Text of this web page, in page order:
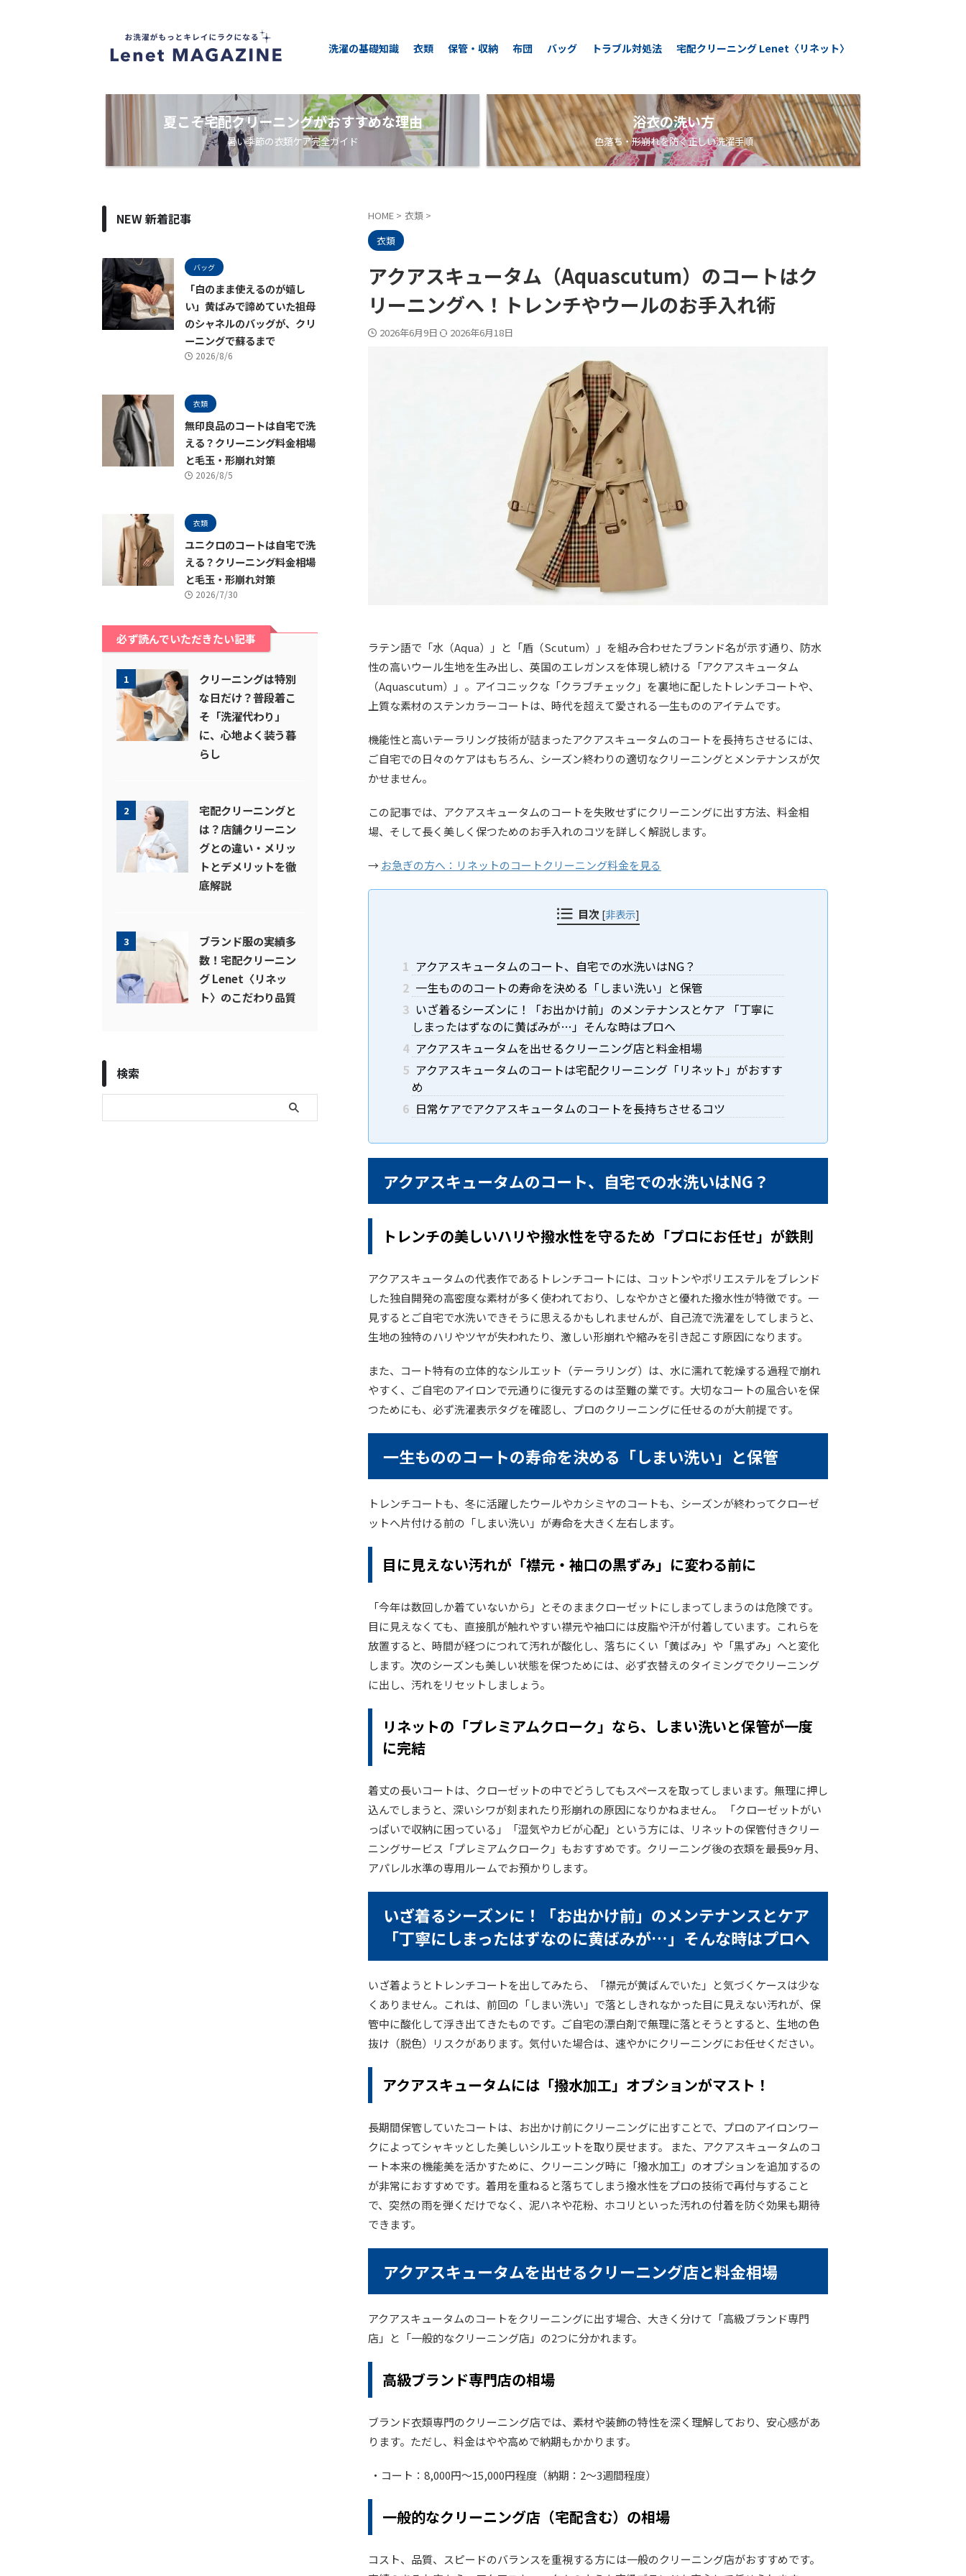
類
ケ
洗
ウ
ハ
ウ
メ
洗濯の基礎知識 衣類 保管・収納 布団 バッグ トラブル対処法 宅配クリーニング Lenet〈リネット〉
夏こそ宅配クリーニングがおすすめな理由
暑い季節の衣類ケア完全ガイド
浴衣の洗い方
色落ち・形崩れを防ぐ正しい洗濯手順
HOME > 衣類 >
衣類
アクアスキュータム（Aquascutum）のコートはク
リーニングへ！トレンチやウールのお手入れ術
2026年6月9日 2026年6月18日
ラテン語で「水（Aqua）」と「盾（Scutum）」を組み合わせたブランド名が示す通り、防水
性の高いウール生地を生み出し、英国のエレガンスを体現し続ける「アクアスキュータム
（Aquascutum）」。アイコニックな「クラブチェック」を裏地に配したトレンチコートや、
上質な素材のステンカラーコートは、時代を超えて愛される一生もののアイテムです。
機能性と高いテーラリング技術が詰まったアクアスキュータムのコートを長持ちさせるには、
ご自宅での日々のケアはもちろん、シーズン終わりの適切なクリーニングとメンテナンスが欠
かせません。
この記事では、アクアスキュータムのコートを失敗せずにクリーニングに出す方法、料金相
場、そして長く美しく保つためのお手入れのコツを詳しく解説します。
→ お急ぎの方へ：リネットのコートクリーニング料金を見る
目次 [非表示]
1 アクアスキュータムのコート、自宅での水洗いはNG？
2 一生もののコートの寿命を決める「しまい洗い」と保管
3 いざ着るシーズンに！「お出かけ前」のメンテナンスとケア 「丁寧に
しまったはずなのに黄ばみが…」そんな時はプロへ
4 アクアスキュータムを出せるクリーニング店と料金相場
5 アクアスキュータムのコートは宅配クリーニング「リネット」がおすす
め
6 日常ケアでアクアスキュータムのコートを長持ちさせるコツ
アクアスキュータムのコート、自宅での水洗いはNG？
トレンチの美しいハリや撥水性を守るため「プロにお任せ」が鉄則
アクアスキュータムの代表作であるトレンチコートには、コットンやポリエステルをブレンド
した独自開発の高密度な素材が多く使われており、しなやかさと優れた撥水性が特徴です。一
見するとご自宅で水洗いできそうに思えるかもしれませんが、自己流で洗濯をしてしまうと、
生地の独特のハリやツヤが失われたり、激しい形崩れや縮みを引き起こす原因になります。
また、コート特有の立体的なシルエット（テーラリング）は、水に濡れて乾燥する過程で崩れ
やすく、ご自宅のアイロンで元通りに復元するのは至難の業です。大切なコートの風合いを保
つためにも、必ず洗濯表示タグを確認し、プロのクリーニングに任せるのが大前提です。
一生もののコートの寿命を決める「しまい洗い」と保管
トレンチコートも、冬に活躍したウールやカシミヤのコートも、シーズンが終わってクローゼ
ットへ片付ける前の「しまい洗い」が寿命を大きく左右します。
目に見えない汚れが「襟元・袖口の黒ずみ」に変わる前に
「今年は数回しか着ていないから」とそのままクローゼットにしまってしまうのは危険です。
目に見えなくても、直接肌が触れやすい襟元や袖口には皮脂や汗が付着しています。これらを
放置すると、時間が経つにつれて汚れが酸化し、落ちにくい「黄ばみ」や「黒ずみ」へと変化
します。次のシーズンも美しい状態を保つためには、必ず衣替えのタイミングでクリーニング
に出し、汚れをリセットしましょう。
リネットの「プレミアムクローク」なら、しまい洗いと保管が一度
に完結
着丈の長いコートは、クローゼットの中でどうしてもスペースを取ってしまいます。無理に押し
込んでしまうと、深いシワが刻まれたり形崩れの原因になりかねません。 「クローゼットがい
っぱいで収納に困っている」「湿気やカビが心配」という方には、リネットの保管付きクリー
ニングサービス「プレミアムクローク」もおすすめです。クリーニング後の衣類を最長9ヶ月、
アパレル水準の専用ルームでお預かりします。
いざ着るシーズンに！「お出かけ前」のメンテナンスとケア
「丁寧にしまったはずなのに黄ばみが…」そんな時はプロへ
いざ着ようとトレンチコートを出してみたら、「襟元が黄ばんでいた」と気づくケースは少な
くありません。これは、前回の「しまい洗い」で落としきれなかった目に見えない汚れが、保
管中に酸化して浮き出てきたものです。ご自宅の漂白剤で無理に落とそうとすると、生地の色
抜け（脱色）リスクがあります。気付いた場合は、速やかにクリーニングにお任せください。
アクアスキュータムには「撥水加工」オプションがマスト！
長期間保管していたコートは、お出かけ前にクリーニングに出すことで、プロのアイロンワー
クによってシャキッとした美しいシルエットを取り戻せます。 また、アクアスキュータムのコ
ート本来の機能美を活かすために、クリーニング時に「撥水加工」のオプションを追加するの
が非常におすすめです。着用を重ねると落ちてしまう撥水性をプロの技術で再付与すること
で、突然の雨を弾くだけでなく、泥ハネや花粉、ホコリといった汚れの付着を防ぐ効果も期待
できます。
アクアスキュータムを出せるクリーニング店と料金相場
アクアスキュータムのコートをクリーニングに出す場合、大きく分けて「高級ブランド専門
店」と「一般的なクリーニング店」の2つに分かれます。
高級ブランド専門店の相場
ブランド衣類専門のクリーニング店では、素材や装飾の特性を深く理解しており、安心感があ
ります。ただし、料金はやや高めで納期もかかります。
・コート：8,000円〜15,000円程度（納期：2〜3週間程度）
一般的なクリーニング店（宅配含む）の相場
コスト、品質、スピードのバランスを重視する方には一般のクリーニング店がおすすめです。
NEW 新着記事
バッグ
「白のまま使えるのが嬉し
い」黄ばみで諦めていた祖母
のシャネルのバッグが、クリ
ーニングで蘇るまで
2026/8/6
衣類
無印良品のコートは自宅で洗
える？クリーニング料金相場
と毛玉・形崩れ対策
2026/8/5
衣類
ユニクロのコートは自宅で洗
える？クリーニング料金相場
と毛玉・形崩れ対策
2026/7/30
必ず読んでいただきたい記事
1
クリーニングは特別
な日だけ？普段着こ
そ「洗濯代わり」
に、心地よく装う暮
らし
2
宅配クリーニングと
は？店舗クリーニン
グとの違い・メリッ
トとデメリットを徹
底解説
3
ブランド服の実績多
数！宅配クリーニン
グ Lenet〈リネッ
ト〉のこだわり品質
検索